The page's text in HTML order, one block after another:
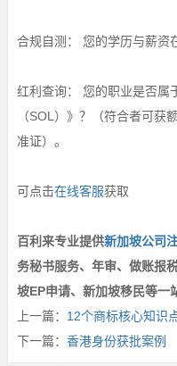
合规自测： 您的学历与薪资
红利查询： 您的职业是否属
（SOL）》？（符合者可获
准证）。
可点击在线客服获取
百利来专业提供新加坡公司
务秘书服务、年审、做账报
坡EP申请、新加坡移民等一
上一篇： 12个商标核心知识
下一篇： 香港身份获批案例